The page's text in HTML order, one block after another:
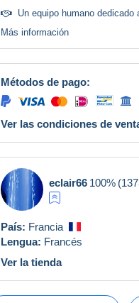
Un equipo humano dedicado
Más información
Métodos de pago:
Ver las condiciones de
eclair66 100%
País: Francia
Lengua: Francés
Ver la tienda